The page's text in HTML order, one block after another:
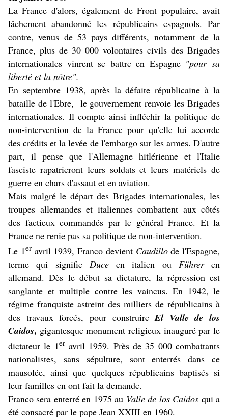
La France d'alors, également de Front populaire, avait
lâchement abandonné les républicains espagnols. Par
contre, venus de 53 pays différents, notamment de la
France, plus de 30 000 volontaires civils des Brigades
internationales vinrent se battre en Espagne "pour sa
liberté et la nôtre".
En septembre 1938, après la défaite républicaine à la
bataille de l'Ebre, le gouvernement renvoie les Brigades
internationales. Il compte ainsi infléchir la politique de
non-intervention de la France pour qu'elle lui accorde
des crédits et la levée de l'embargo sur les armes. D'autre
part, il pense que l'Allemagne hitlérienne et l'Italie
fasciste rapatrieront leurs soldats et leurs matériels de
guerre en chars d'assaut et en aviation.
Mais malgré le départ des Brigades internationales, les
troupes allemandes et italiennes combattent aux côtés
des factieux commandés par le général France. Et la
France ne renie pas sa politique de non-intervention.
Le 1eravril 1939, Franco devient Caudillode l'Espagne,
terme qui signifie Duceen italien ou Führeren
allemand. Dès le début sa dictature, la répression est
sanglante et multiple contre les vaincus. En 1942, le
régime franquiste astreint des milliers de républicains à
des travaux forcés, pour construireEl Valle de los
Caidos, gigantesque monument religieux inauguré par le
dictateur le 1eravril 1959. Près de 35 000 combattants
nationalistes, sans sépulture, sont enterrés dans ce
mausolée, ainsi que quelques républicains baptisés si
leur familles en ont fait la demande.
Franco sera enterré en 1975 au Valle de los Caidos qui a
été consacré par le pape Jean XXIII en 1960.